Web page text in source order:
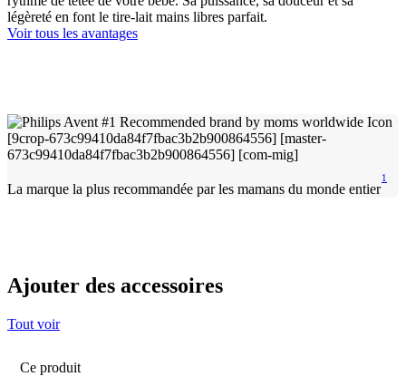
légèreté en font le tire-lait mains libres parfait.
Voir tous les avantages
La marque la plus recommandée par les mamans du monde entier
1
Ajouter des accessoires
Tout voir
Ce produit